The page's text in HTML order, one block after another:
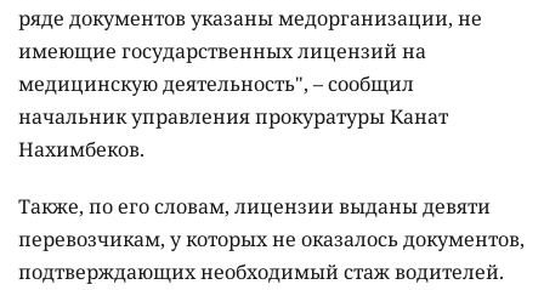
ряде документов указаны медорганизации, не
имеющие государственных лицензий на
медицинскую деятельность", – сообщил
начальник управления прокуратуры Канат
Нахимбеков.
Также, по его словам, лицензии выданы девяти
перевозчикам, у которых не оказалось документов,
подтверждающих необходимый стаж водителей.